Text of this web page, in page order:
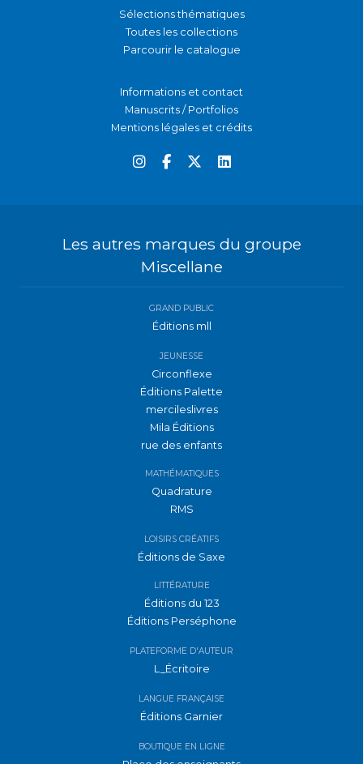
Sélections thématiques
Toutes les collections
Parcourir le catalogue
Informations et contact
Manuscrits / Portfolios
Mentions légales et crédits
Les autres marques du groupe
Miscellane
GRAND PUBLIC
Éditions mll
JEUNESSE
Circonflexe
Éditions Palette
mercileslivres
Mila Éditions
rue des enfants
MATHÉMATIQUES
Quadrature
RMS
LOISIRS CRÉATIFS
Éditions de Saxe
LITTÉRATURE
Éditions du 123
Éditions Perséphone
PLATEFORME D'AUTEUR
L_Écritoire
LANGUE FRANÇAISE
Éditions Garnier
BOUTIQUE EN LIGNE